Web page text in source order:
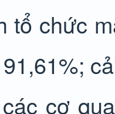
tổ chức
cơ